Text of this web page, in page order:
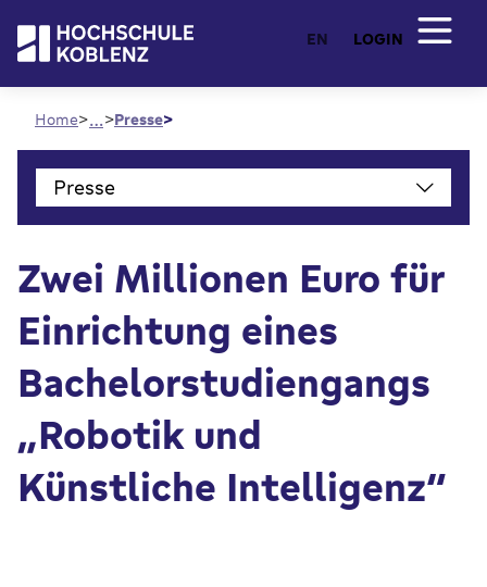
EN LOGIN
Home … Presse
Presse
Zwei Millionen Euro für
Einrichtung eines
Bachelorstudiengangs
„Robotik und
Künstliche Intelligenz“